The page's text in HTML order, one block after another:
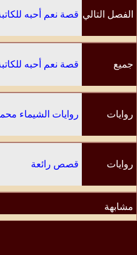
الفصل التالي قصة نعم أحبه
جميع قصة نعم أحبه
روايات روايات الشيماء
روايات
مشابهة
قصص رائعة